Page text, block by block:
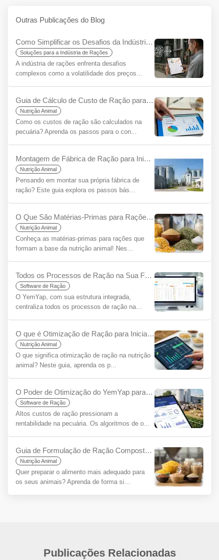
Outras Publicações do Blog
Como Simplificar os Desafios da Indústria de Rações Usando o YemYap?
Soluções para a Indústria de Rações
A indústria de rações enfrenta desafios
complexos como a volatilidade dos preços...
Guia de Cálculo de Custo de Ração para Iniciantes
Nutrição Animal
Como os custos de ração são calculados na
pecuária? Aprenda os passos para o con...
Montagem de Fábrica de Ração para Iniciantes: Um Guia Passo a Passo
Nutrição Animal
Pensando em montar sua própria fábrica de
ração? Este guia explora os passos bás...
O Que São Matérias-Primas para Rações para Iniciantes?
Nutrição Animal
Conheça as matérias-primas para rações que
formam a base da nutrição animal! Nes...
Todos os Processos de Ração na Sua Fábrica/Fazenda em Uma Única Plataforma com YemYap: A Facilidade da Integração
Software de Ração
O YemYap, com sua estrutura integrada,
centraliza todos os processos de ração na...
O que é Otimização de Ração para Iniciantes?
Nutrição Animal
O que significa otimização de ração na nutrição
animal? Neste guia, aprenda os p...
O Poder de Otimização do YemYap para Reduzir Custos de Ração: Mais Lucro com Menos Insumos
Software de Ração
Altos custos de ração pressionam a
rentabilidade na pecuária. Os algoritmos de o...
Guia de Formulação de Ração Composta para Iniciantes
Nutrição Animal
Quer preparar o alimento mais adequado para
os seus animais? Aprenda de forma si...
Publicações Relacionadas